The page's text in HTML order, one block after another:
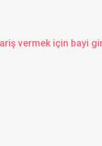
vermek için bayi